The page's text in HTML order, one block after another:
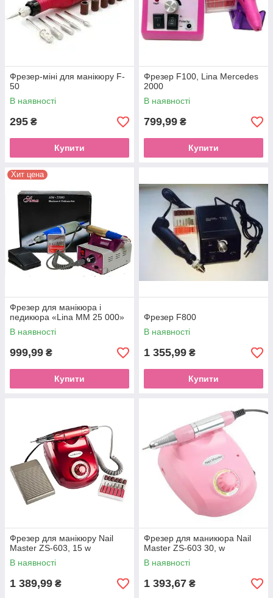
Фрезер-міні для манікюру F-
50
В наявності
295 ₴
Купити
Фрезер F100, Lina Mercedes
2000
В наявності
799,99 ₴
Купити
Хит цена
Фрезер для манікюра і
педикюра «Lina MM 25 000»
В наявності
999,99 ₴
Купити
Фрезер F800
В наявності
1 355,99 ₴
Купити
Фрезер для манікюру Nail
Master ZS-603, 15 w
В наявності
1 389,99 ₴
Фрезер для маникюра Nail
Master ZS-603 30, w
В наявності
1 393,67 ₴